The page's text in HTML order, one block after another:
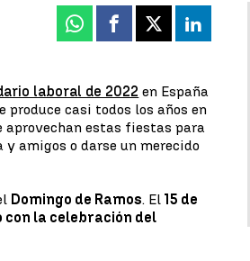
Whatsapp
Facebook
X Linkedin
laboral de 2022 en España
casi todos los años en
aprovechan estas fiestas para
amigos o darse un merecido
Domingo de Ramos. El 15 de
la celebración del